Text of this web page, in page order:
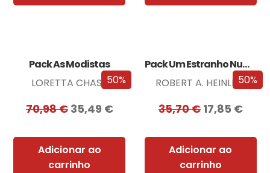
50%
Pack As Modistas
LORETTA CHASE
70,98€ 35,49 €
Adicionar ao
carrinho
50%
Pack Um Estranho Numa Terra Estranha
ROBERT A. HEINLEIN
35,70€ 17,85 €
Adicionar ao
carrinho